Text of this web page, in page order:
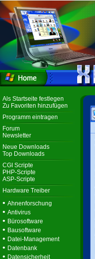
Als Startseite festlegen
Zu Favoriten hinzufügen
Programm eintragen
Forum
Newsletter
Neue Downloads
Top Downloads
CGI Scripte
PHP-Scripte
ASP-Scripte
Hardware Treiber
• Ahnenforschung
• Antivirus
• Bürosoftware
• Bausoftware
• Datei-Management
• Datenbank
• Datensicherheit